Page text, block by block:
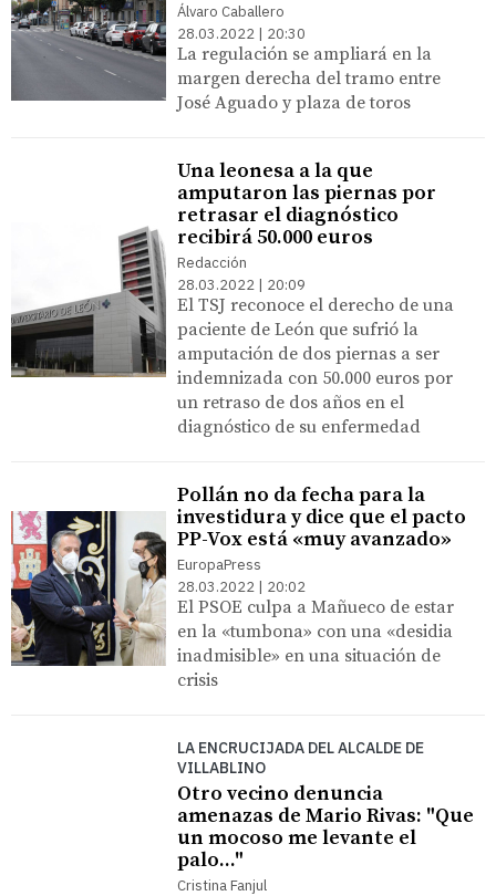
Álvaro Caballero
28.03.2022 | 20:30
La regulación se ampliará en la
margen derecha del tramo entre
José Aguado y plaza de toros
Una leonesa a la que
amputaron las piernas por
retrasar el diagnóstico
recibirá 50.000 euros
Redacción
28.03.2022 | 20:09
El TSJ reconoce el derecho de una
paciente de León que sufrió la
amputación de dos piernas a ser
indemnizada con 50.000 euros por
un retraso de dos años en el
diagnóstico de su enfermedad
Pollán no da fecha para la
investidura y dice que el pacto
PP-Vox está «muy avanzado»
EuropaPress
28.03.2022 | 20:02
El PSOE culpa a Mañueco de estar
en la «tumbona» con una «desidia
inadmisible» en una situación de
crisis
LA ENCRUCIJADA DEL ALCALDE DE
VILLABLINO
Otro vecino denuncia
amenazas de Mario Rivas: "Que
un mocoso me levante el
palo..."
Cristina Fanjul